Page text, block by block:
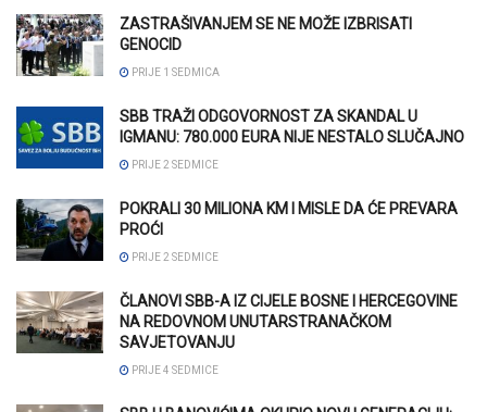
ZASTRAŠIVANJEM SE NE MOŽE IZBRISATI
GENOCID
PRIJE 1 SEDMICA
SBB TRAŽI ODGOVORNOST ZA SKANDAL U
IGMANU: 780.000 EURA NIJE NESTALO SLUČAJNO
PRIJE 2 SEDMICE
POKRALI 30 MILIONA KM I MISLE DA ĆE PREVARA
PROĆI
PRIJE 2 SEDMICE
ČLANOVI SBB-A IZ CIJELE BOSNE I HERCEGOVINE
NA REDOVNOM UNUTARSTRANAČKOM
SAVJETOVANJU
PRIJE 4 SEDMICE